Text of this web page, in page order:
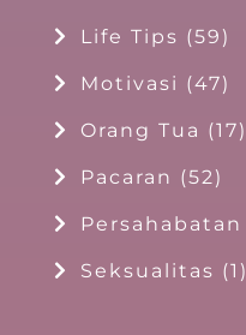
Life Tips (59)
Motivasi (47)
Orang Tua (17)
Pacaran (52)
Persahabatan
Seksualitas (1)